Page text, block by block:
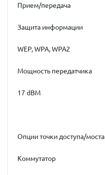
Прием/передача
Защита информации
WEP, WPA, WPA2
Мощность передатчика
17 dBM
Опции точки доступа/моста
Коммутатор